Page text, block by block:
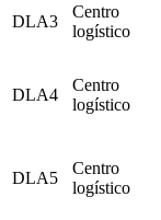
DLA3
Centro
logístico
DLA4
Centro
logístico
DLA5
Centro
logístico